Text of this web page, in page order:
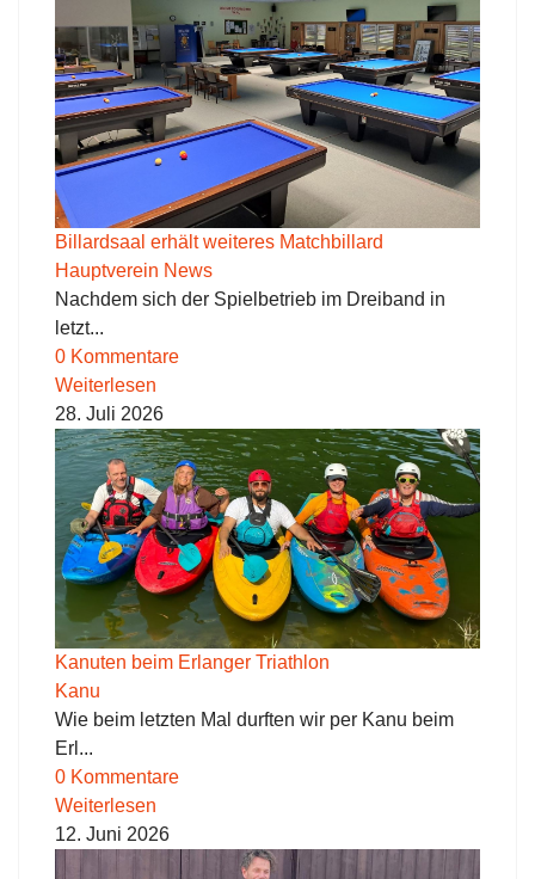
Billardsaal erhält weiteres Matchbillard
Hauptverein News
Nachdem sich der Spielbetrieb im Dreiband in
letzt...
0 Kommentare
Weiterlesen
28. Juli 2026
Kanuten beim Erlanger Triathlon
Kanu
Wie beim letzten Mal durften wir per Kanu beim
Erl...
0 Kommentare
Weiterlesen
12. Juni 2026